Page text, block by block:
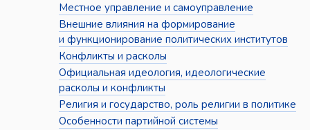
Местное управление и самоуправление
Внешние влияния на формирование
и функционирование политических институтов
Конфликты и расколы
Официальная идеология, идеологические
расколы и конфликты
Религия и государство, роль религии в политике
Особенности партийной системы